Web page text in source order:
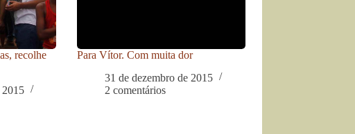
recolhe
2015
Para Vítor. Com muita dor
31 de dezembro de 2015
2 comentários